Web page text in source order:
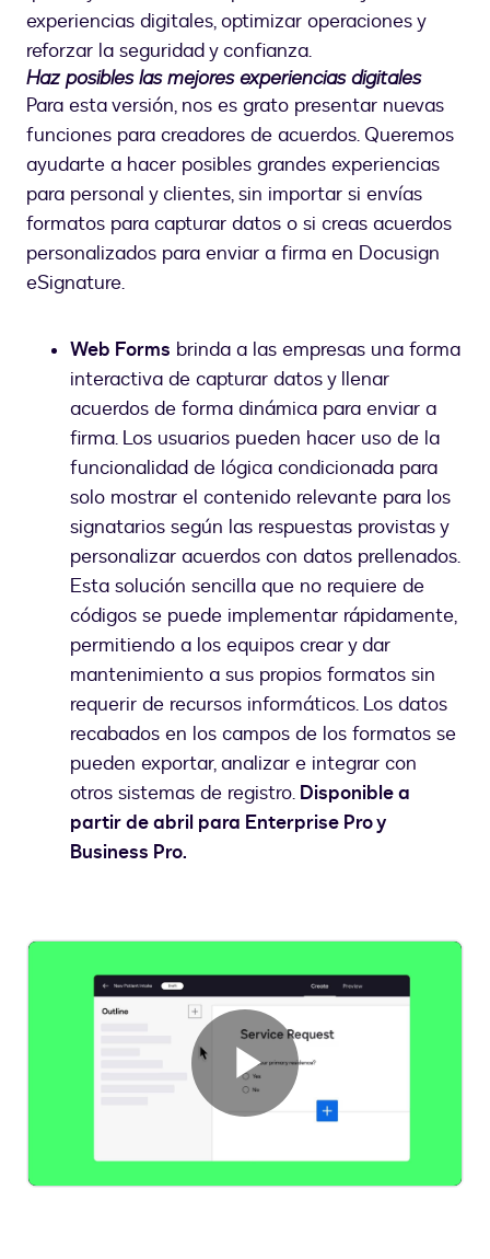
experiencias digitales, optimizar operaciones y
reforzar la seguridad y confianza.
Haz posibles las mejores experiencias digitales
Para esta versión, nos es grato presentar nuevas
funciones para creadores de acuerdos. Queremos
ayudarte a hacer posibles grandes experiencias
para personal y clientes, sin importar si envías
formatos para capturar datos o si creas acuerdos
personalizados para enviar a firma en Docusign
eSignature.
Web Forms brinda a las empresas una forma
interactiva de capturar datos y llenar
acuerdos de forma dinámica para enviar a
firma. Los usuarios pueden hacer uso de la
funcionalidad de lógica condicionada para
solo mostrar el contenido relevante para los
signatarios según las respuestas provistas y
personalizar acuerdos con datos prellenados.
Esta solución sencilla que no requiere de
códigos se puede implementar rápidamente,
permitiendo a los equipos crear y dar
mantenimiento a sus propios formatos sin
requerir de recursos informáticos. Los datos
recabados en los campos de los formatos se
pueden exportar, analizar e integrar con
otros sistemas de registro. Disponible a
partir de abril para Enterprise Pro y
Business Pro.